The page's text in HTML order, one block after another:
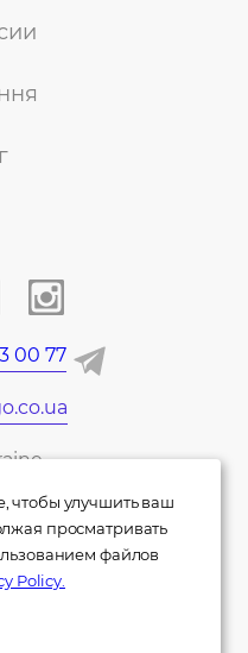
00 77
DE
чтобы улучшить ваш
просматривать
файлов
Policy.